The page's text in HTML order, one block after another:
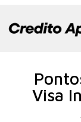
para
Visa